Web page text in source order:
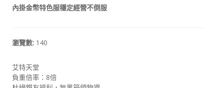
內掛金幣特色服穩定經營不倒服
瀏覽數: 140
艾特天堂
負重倍率：8倍